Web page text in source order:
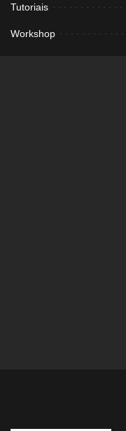
Tutoriais
Workshop